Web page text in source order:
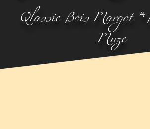
Qlassic Bois Margot *
Muze